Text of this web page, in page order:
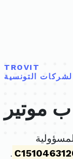
TROVIT
التونسية
موتير
.